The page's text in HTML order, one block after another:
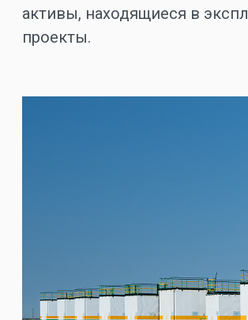
активы, находящиеся в
проекты.